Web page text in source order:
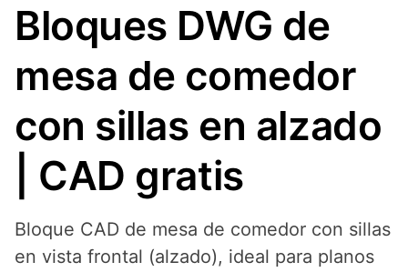
Bloques DWG de
mesa de comedor
con sillas en alzado
| CAD gratis
Bloque CAD de mesa de comedor con sillas
en vista frontal (alzado), ideal para planos